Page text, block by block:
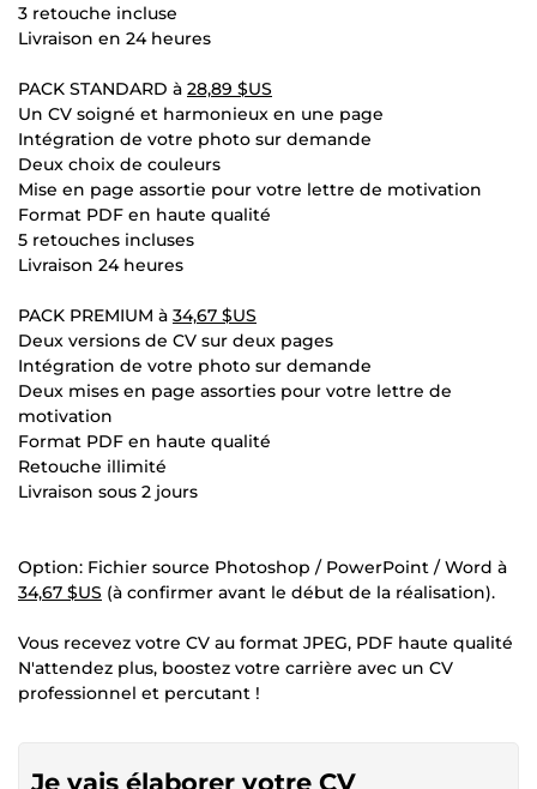
3 retouche incluse
Livraison en 24 heures
PACK STANDARD à 28,89 $US
Un CV soigné et harmonieux en une page
Intégration de votre photo sur demande
Deux choix de couleurs
Mise en page assortie pour votre lettre de motivation
Format PDF en haute qualité
5 retouches incluses
Livraison 24 heures
PACK PREMIUM à 34,67 $US
Deux versions de CV sur deux pages
Intégration de votre photo sur demande
Deux mises en page assorties pour votre lettre de
motivation
Format PDF en haute qualité
Retouche illimité
Livraison sous 2 jours
Option: Fichier source Photoshop / PowerPoint / Word à
34,67 $US (à confirmer avant le début de la réalisation).
Vous recevez votre CV au format JPEG, PDF haute qualité
N'attendez plus, boostez votre carrière avec un CV
professionnel et percutant !
Je vais élaborer votre CV